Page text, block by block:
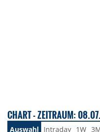
CHART - ZEITRAUM:
Auswahl Intraday 1W